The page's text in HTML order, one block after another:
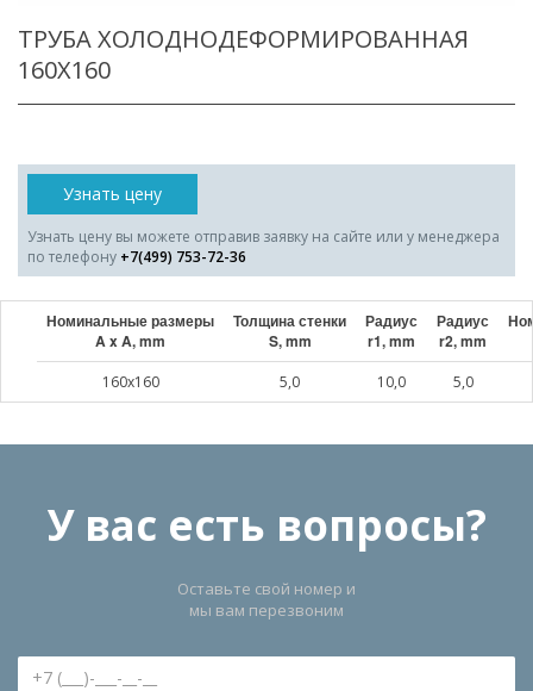
ТРУБА ХОЛОДНОДЕФОРМИРОВАННАЯ
160X160
Узнать цену
Узнать цену вы можете отправив заявку на сайте или у менеджера
по телефону +7(499) 753-72-36
Номинальные размеры
A x A, mm
Толщина стенки
S, mm
Радиус
r1, mm
Радиус
r2, mm
160x160 5,0 10,0 5,0
У вас есть вопросы?
Оставьте свой номер и
мы вам перезвоним